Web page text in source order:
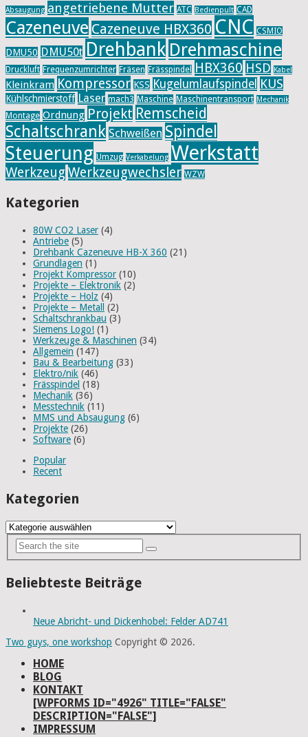
Absaugung angetriebene Mutter ATC Bedienpult CAD
Cazeneuve Cazeneuve HBX360 CNC CSMIO
DMU50 DMU50t Drehbank Drehmaschine
Druckluft Frequenzumrichter Fräsen Frässpindel HBX360 HSD Kabel
Kleinkram Kompressor KSS Kugelumlaufspindel KUS
Kühlschmierstoff Laser mach3 Maschine Maschinentransport Mechanik
Montage Ordnung Projekt Remscheid
Schaltschrank Schweißen Spindel
Steuerung Umzug Verkabelung Werkstatt
Werkzeug Werkzeugwechsler WZW
Kategorien
80W CO2 Laser (4)
Antriebe (5)
Drehbank Cazeneuve HB-X 360 (21)
Grundlagen (1)
Projekt Kompressor (10)
Projekte – Elektronik (2)
Projekte – Holz (4)
Projekte – Metall
(2)
Schaltschrankbau (3)
Siemens Logo! (1)
Werkzeuge & Maschinen (34)
Allgemein (147)
Bau & Bearbeitung (33)
Elektro/nik (46)
Frässpindel (18)
Mechanik (36)
Messtechnik (11)
MMS und Absaugung (6)
Projekte (26)
Software (6)
Popular
Recent
Kategorien
Kategorien
Beliebteste Beiträge
Neue Abricht- und Dickenhobel: Felder AD741
Two guys, one workshop Copyright © 2026.
HOME
BLOG
KONTAKT
[WPFORMS ID="4926" TITLE="FALSE"
DESCRIPTION="FALSE"]
IMPRESSUM